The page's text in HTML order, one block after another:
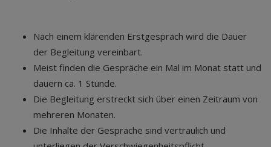
Nach einem klärenden Erstgespräch wird die Dauer
der Begleitung vereinbart.
Meist finden die Gespräche ein Mal im Monat statt und
dauern ca. 1 Stunde.
Die Begleitung erstreckt sich über einen Zeitraum von
mehreren Monaten.
Die Inhalte der Gespräche sind vertraulich und